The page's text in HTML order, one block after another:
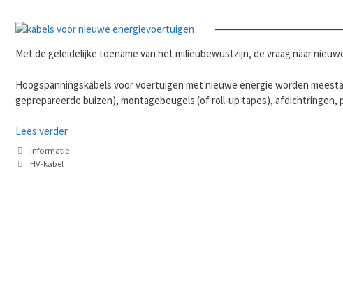
Met de geleidelijke toename van het milieubewustzijn, de vraag naar
Hoogspanningskabels voor voertuigen met nieuwe energie worden
geprepareerde buizen), montagebeugels (of roll-up tapes), afdichtringen,
Lees verder
Categorieën
Informatie
Tags
HV-kabel